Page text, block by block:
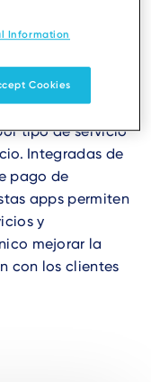
con
una amplia
tipo de servicio
Integradas de
pago de
apps permiten
y
mejorar la
con los clientes
Information
Cookies